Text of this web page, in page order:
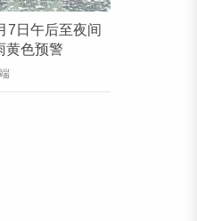
7日午后至夜间
黄色预警